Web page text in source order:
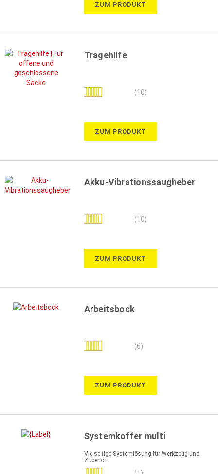
ZUM PRODUKT
Tragehilfe
Bewertung: (10)
ZUM PRODUKT
Akku-Vibrationssaugheber
Bewertung: (10)
ZUM PRODUKT
Arbeitsbock
Bewertung: (6)
ZUM PRODUKT
Systemkoffer multi
Vielseitige Systemlösung für Werkzeug und
Zubehör
Bewertung: